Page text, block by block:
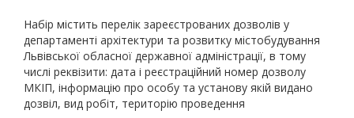
Набір містить перелік зареєстрованих дозволів у
департаменті архітектури та розвитку містобудування
Львівської обласної державної адміністрації, в тому
числі реквізити: дата і реєстраційний номер дозволу
МКІП, інформацію про особу та установу якій видано
дозвіл, вид робіт, територію проведення